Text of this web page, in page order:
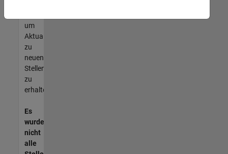
um
Aktualisierungen
zu
neuen
Stellenangeboten
zu
erhalten.
Es
wurden
nicht
alle